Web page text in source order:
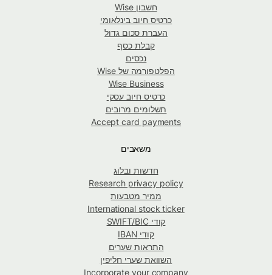
חשבון Wise
כרטיס חיוב בינלאומי
העברת סכום גדול
קבלת כסף
נכסים
הפלטפורמה של Wise
Wise Business
כרטיס חיוב עסקי
תשלומים מרובים
Accept card payments
משאבים
חדשות ובלוג
Research privacy policy
ממיר מטבעות
International stock ticker
קודי SWIFT/BIC
קודי IBAN
התראות שערים
השוואת שערי חליפין
Incorporate your company